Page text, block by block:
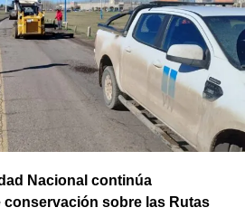
Nacional continúa
conservación sobre las Rutas